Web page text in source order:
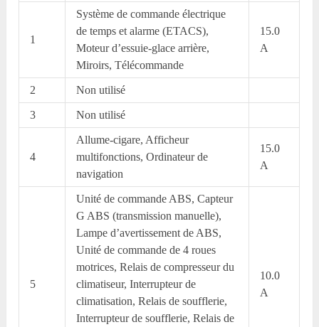
1
Système de commande électrique
de temps et alarme (ETACS),
Moteur d’essuie-glace arrière,
Miroirs, Télécommande
15.0
A
2 Non utilisé
3 Non utilisé
4
Allume-cigare, Afficheur
multifonctions, Ordinateur de
navigation
15.0
A
5
Unité de commande ABS, Capteur
G ABS (transmission manuelle),
Lampe d’avertissement de ABS,
Unité de commande de 4 roues
motrices, Relais de compresseur du
climatiseur, Interrupteur de
climatisation, Relais de soufflerie,
Interrupteur de soufflerie, Relais de
10.0
A